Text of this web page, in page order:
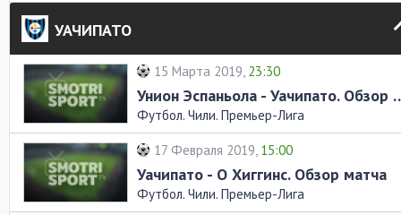
УАЧИПАТО
15 Марта 2019, 23:30
Унион
Футбол. Чили. Премьер-Лига
17 Февраля 2019, 15:00
Уачипато - О Хиггинс. Обзор матча
Футбол. Чили. Премьер-Лига